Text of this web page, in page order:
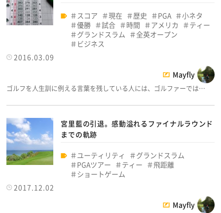
スコア 現在 歴史 PGA
小ネタ
優勝
試合 時間 アメリカ
ティー
グランドスラム
全英オープン
ビジネス
2016.03.09
Mayfly
ゴルフを人生訓に例える言葉を残している人には、ゴルファーでは…
宮里藍の引退。感動溢れるファイナルラウンド
までの軌跡
ユーティリティ
グランドスラム
PGAツアー
ティー
飛距離
ショートゲーム
2017.12.02
Mayfly